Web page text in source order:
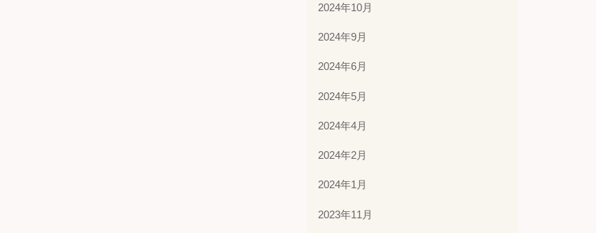
2024年10月
2024年9月
2024年6月
2024年5月
2024年4月
2024年2月
2024年1月
2023年11月